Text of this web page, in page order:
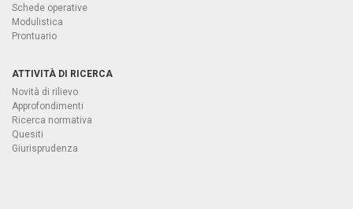
Schede operative
Modulistica
Prontuario
ATTIVITÀ DI RICERCA
Novità di rilievo
Approfondimenti
Ricerca normativa
Quesiti
Giurisprudenza